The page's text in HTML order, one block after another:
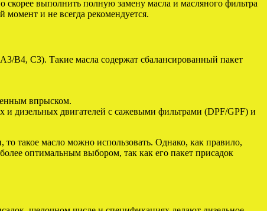
выполнить полную замену масла и масляного фильтра
и не всегда рекомендуется.
B4, C3). Такие масла содержат сбалансированный пакет
впрыском.
дизельных двигателей с сажевыми фильтрами (DPF/GPF) и
такое масло можно использовать. Однако, как правило,
оптимальным выбором, так как его пакет присадок